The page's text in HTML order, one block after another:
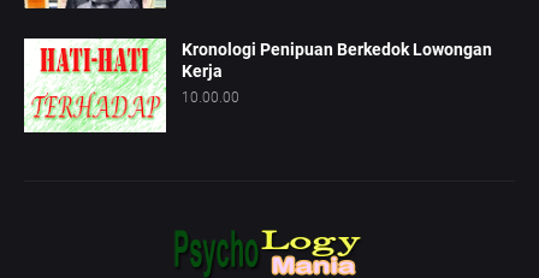
Kronologi Penipuan Berkedok Lowongan
Kerja
10.00.00